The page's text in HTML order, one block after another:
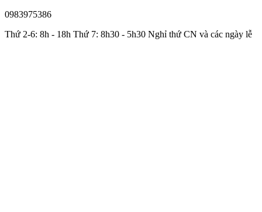
0983975386
Thứ 2-6: 8h - 18h Thứ 7: 8h30 - 5h30 Nghỉ thứ CN và các ngày lễ